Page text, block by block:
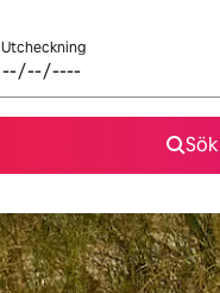
Utcheckning
Sök